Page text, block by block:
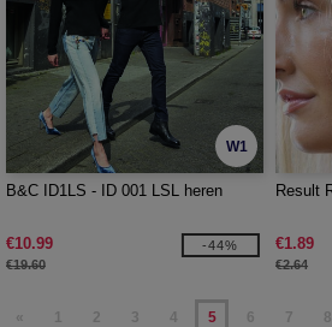
W1
B&C ID1LS - ID 001 LSL heren
€10.99
€19.60
-44%
Result
€1.89
€2.64
« 1 2 3 4 5 6 7 8